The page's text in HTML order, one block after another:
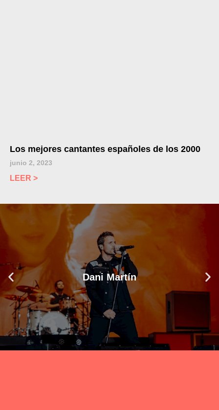
Los mejores cantantes españoles de los 2000
junio 2, 2023
LEER >
Dani Martín